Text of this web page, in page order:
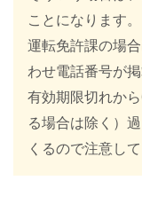
ことになります。
運転免許課の場
わせ電話番号が
有効期限切れか
る場合は除く）
くるので注意して